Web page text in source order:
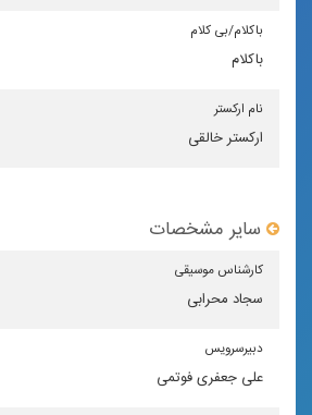
باكلام/بی كلام
باکلام
نام اركستر
ارکستر خالقی
سایر مشخصات
كارشناس موسیقی
سجاد محرابی
دبیرسرویس
علی جعفری فوتمی